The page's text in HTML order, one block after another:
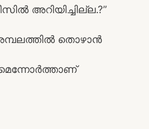
അറിയിച്ചില്ല.?”
തൊഴാൻ